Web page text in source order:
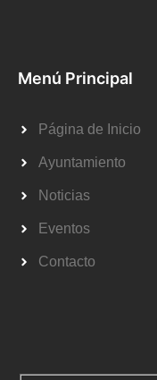
Menú Principal
Página de Inicio
Ayuntamiento
Noticias
Eventos
Contacto